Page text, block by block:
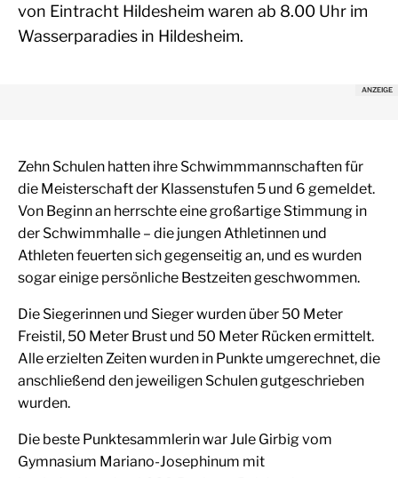
von Eintracht Hildesheim waren ab 8.00 Uhr im
Wasserparadies in Hildesheim.
Zehn Schulen hatten ihre Schwimmmannschaften für
die Meisterschaft der Klassenstufen 5 und 6 gemeldet.
Von Beginn an herrschte eine großartige Stimmung in
der Schwimmhalle – die jungen Athletinnen und
Athleten feuerten sich gegenseitig an, und es wurden
sogar einige persönliche Bestzeiten geschwommen.
Die Siegerinnen und Sieger wurden über 50 Meter
Freistil, 50 Meter Brust und 50 Meter Rücken ermittelt.
Alle erzielten Zeiten wurden in Punkte umgerechnet, die
anschließend den jeweiligen Schulen gutgeschrieben
wurden.
Die beste Punktesammlerin war Jule Girbig vom
Gymnasium Mariano-Josephinum mit